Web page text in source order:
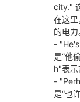
city."
在这
的电力
-
是“他
h"表示
-
是“也